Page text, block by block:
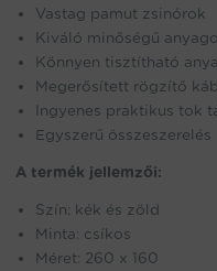
Vastag pamut zsinórok
Kiváló minőségű
Könnyen tisztítható
Megerősített rögzítő
Ingyenes praktikus tok
Egyszerű összeszerelés
A termék jellemzői:
Szín: kék és zöld
Minta: csíkos
Méret: 260 x 160